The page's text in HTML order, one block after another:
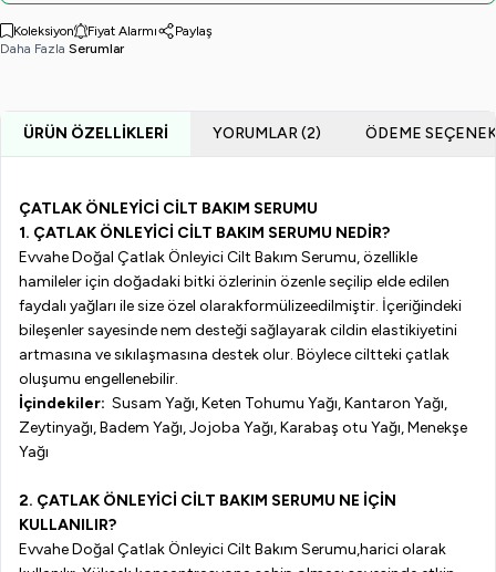
Koleksiyon Fiyat Alarmı
Paylaş
Daha Fazla Serumlar
ÜRÜN ÖZELLIKLERI YORUMLAR (2) ÖDEME
ÇATLAK ÖNLEYİCİ CİLT BAKIM SERUMU
1. ÇATLAK ÖNLEYİCİ CİLT BAKIM SERUMU NEDİR?
EvvaheDoğal Çatlak Önleyici Cilt Bakım Serumu,özellikle
hamileler için doğadaki bitki özlerinin özenle seçilip elde edilen
faydalı yağları ilesizeözel olarakformülizeedilmiştir. İçeriğindeki
bileşenler sayesinde nem desteği sağlayarak cildin elastikiyetini
artmasına ve sıkılaşmasına destek olur. Böylece ciltteki çatlak
oluşumu engellenebilir.
İçindekiler: Susam Yağı, Keten Tohumu Yağı, Kantaron Yağı,
Zeytinyağı, Badem Yağı,Jojoba Yağı,Karabaş otu Yağı, Menekşe
Yağı
2. ÇATLAK ÖNLEYİCİ CİLT BAKIM SERUMU NE İÇİN
KULLANILIR?
EvvaheDoğal Çatlak Önleyici Cilt Bakım Serumu,harici olarak